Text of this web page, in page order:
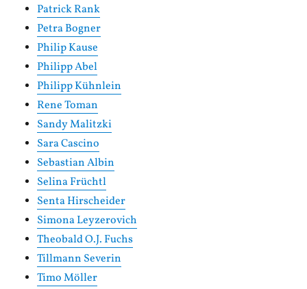
Patrick Rank
Petra Bogner
Philip Kause
Philipp Abel
Philipp Kühnlein
Rene Toman
Sandy Malitzki
Sara Cascino
Sebastian Albin
Selina Früchtl
Senta Hirscheider
Simona Leyzerovich
Theobald O.J. Fuchs
Tillmann Severin
Timo Möller